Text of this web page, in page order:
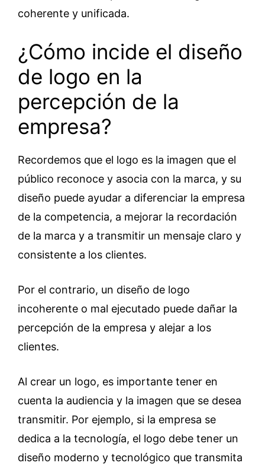
coherente y unificada.
¿Cómo incide el diseño
de logo en la
percepción de la
empresa?
Recordemos que el logo es la imagen que el
público reconoce y asocia con la marca, y su
diseño puede ayudar a diferenciar la empresa
de la competencia, a mejorar la recordación
de la marca y a transmitir un mensaje claro y
consistente a los clientes.
Por el contrario, un diseño de logo
incoherente o mal ejecutado puede dañar la
percepción de la empresa y alejar a los
clientes.
Al crear un logo, es importante tener en
cuenta la audiencia y la imagen que se desea
transmitir. Por ejemplo, si la empresa se
dedica a la tecnología, el logo debe tener un
diseño moderno y tecnológico que transmita